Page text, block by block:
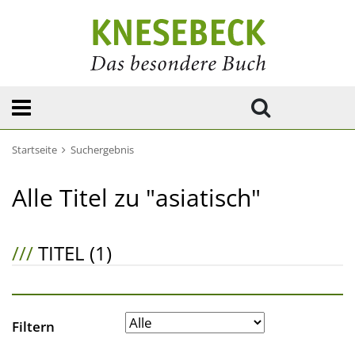
Startseite Suchergebnis
Alle Titel zu "asiatisch"
///TITEL (1)
Filtern